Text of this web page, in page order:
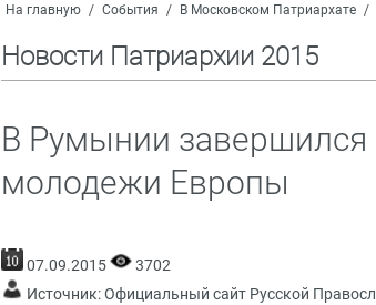
На главную / События / В Московском Патриархате /
Новости Патриархии 2015
В Румынии завершился
молодежи Европы
07.09.2015
3702
Источник:Официальный сайт Русской